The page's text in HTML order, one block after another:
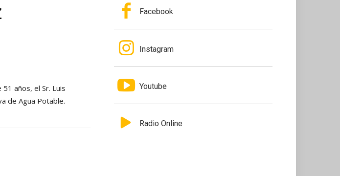
años, el Sr. Luis
de Agua Potable.
Facebook
Instagram
Youtube
Radio Online